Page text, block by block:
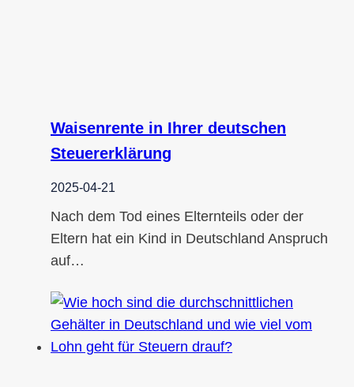
Waisenrente in Ihrer deutschen
Steuererklärung
2025-04-21
Nach dem Tod eines Elternteils oder der
Eltern hat ein Kind in Deutschland Anspruch
auf…